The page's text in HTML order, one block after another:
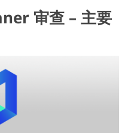
审查 – 主要